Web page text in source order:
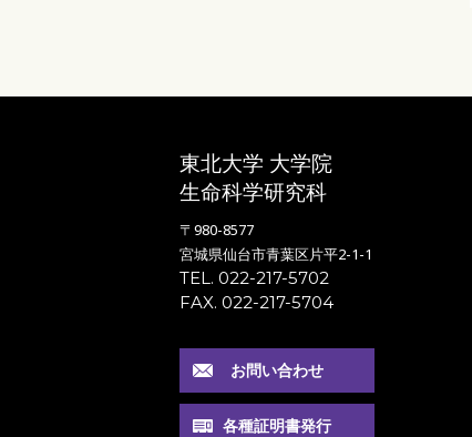
東北大学 大学院
生命科学研究科
〒980-8577
宮城県仙台市青葉区片平2-1-1
TEL. 022-217-5702
FAX. 022-217-5704
お問い合わせ
各種証明書発行